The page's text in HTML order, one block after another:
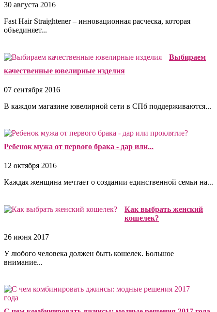
30 августа 2016
Fast Hair Straightener – инновационная расческа, которая
объединяет...
Выбираем
качественные ювелирные изделия
07 сентября 2016
В каждом магазине ювелирной сети в СПб поддерживаются...
Ребенок мужа от первого брака - дар или...
12 октября 2016
Каждая женщина мечтает о создании единственной семьи на...
Как выбрать женский
кошелек?
26 июня 2017
У любого человека должен быть кошелек. Большое
внимание...